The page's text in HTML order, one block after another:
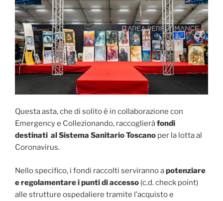
Questa asta, che di solito è in collaborazione con
Emergency e Collezionando, raccoglieràfondi
destinati al Sistema Sanitario Toscano per la lotta al
Coronavirus.
Nello specifico, i fondi raccolti serviranno apotenziare
e regolamentare i punti di accesso (c.d. check point)
alle strutture ospedaliere tramite l’acquisto e